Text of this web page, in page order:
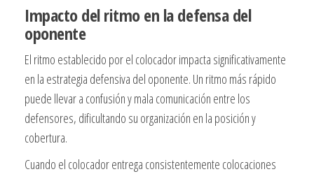
Impacto del ritmo en la defensa del
oponente
El ritmo establecido por el colocador impacta significativamente
en la estrategia defensiva del oponente. Un ritmo más rápido
puede llevar a confusión y mala comunicación entre los
defensores, dificultando su organización en la posición y
cobertura.
Cuando el colocador entrega consistentemente colocaciones